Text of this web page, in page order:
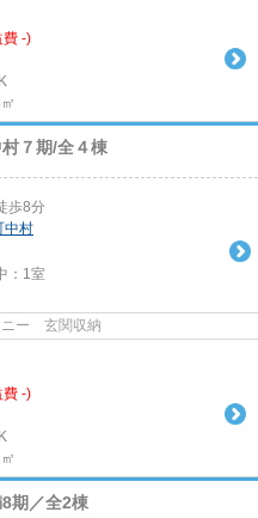
費 -)
７期/全４棟
歩8分
中村
： 1室
ニー 玄関収納
費 -)
期／全2棟